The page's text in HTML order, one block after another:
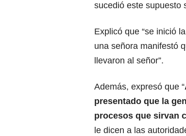
sucedió este supuesto
Explicó que “se inició
una señora manifestó
llevaron al señor”.
Además, expresó que “
presentado que la
procesos que sirvan
le dicen a las